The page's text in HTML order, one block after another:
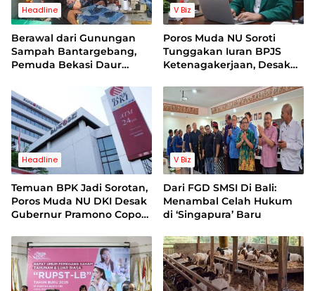
Headline
Berawal dari Gunungan
Sampah Bantargebang,
Pemuda Bekasi Daur
Raup Puluhan Juta dan
Tembus Pasar Jepang
Serta Inggris
V Biz
Poros Muda NU Soroti
Tunggakan Iuran BPJS
Ketenagakerjaan, Desak
Headline
Temuan BPK Jadi Sorotan,
Poros Muda NU DKI Desak
Gubernur Pramono Copot
V Biz
Dari FGD SMSI Di Bali:
Menambal Celah Hukum
di ‘Singapura’ Baru